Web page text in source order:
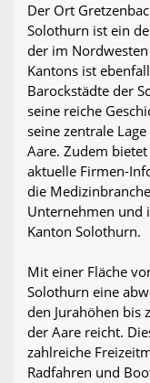
Der Ort
Solothurn ist ein
der im
Kantons ist
Barockstädte der
seine reiche
seine zentrale
Aare. Zudem
aktuelle Firmen-
die
Unternehmen und
Kanton Solothurn.
Mit einer Fläche
Solothurn eine
den Jurahöhen bis
der Aare reicht.
zahlreiche
Radfahren und